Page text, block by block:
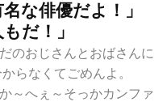
な俳優だよ！」
だ！」
のおじさんとおばさんに
らなくてごめんよ。
～へぇ～そっかカンファ